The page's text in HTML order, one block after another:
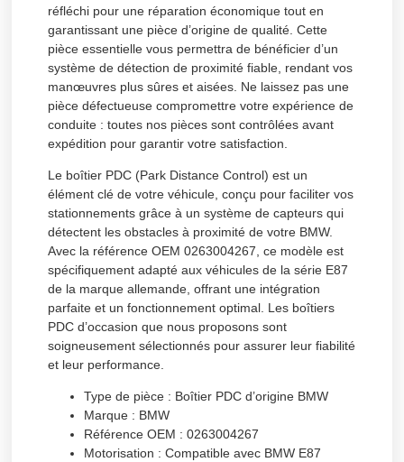
réfléchi pour une réparation économique tout en
garantissant une pièce d’origine de qualité. Cette
pièce essentielle vous permettra de bénéficier d’un
système de détection de proximité fiable, rendant vos
manœuvres plus sûres et aisées. Ne laissez pas une
pièce défectueuse compromettre votre expérience de
conduite : toutes nos pièces sont contrôlées avant
expédition pour garantir votre satisfaction.
Le boîtier PDC (Park Distance Control) est un
élément clé de votre véhicule, conçu pour faciliter vos
stationnements grâce à un système de capteurs qui
détectent les obstacles à proximité de votre BMW.
Avec la référence OEM 0263004267, ce modèle est
spécifiquement adapté aux véhicules de la série E87
de la marque allemande, offrant une intégration
parfaite et un fonctionnement optimal. Les boîtiers
PDC d’occasion que nous proposons sont
soigneusement sélectionnés pour assurer leur fiabilité
et leur performance.
Type de pièce : Boîtier PDC d’origine BMW
Marque : BMW
Référence OEM : 0263004267
Motorisation : Compatible avec BMW E87